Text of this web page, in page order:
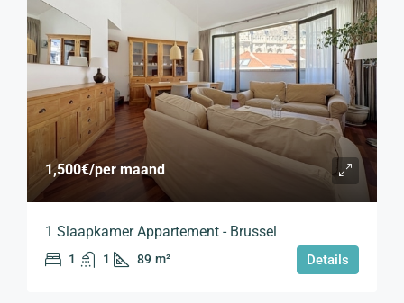
1,500€/per maand
1 Slaapkamer Appartement - Brussel
1 1 89 m² Details